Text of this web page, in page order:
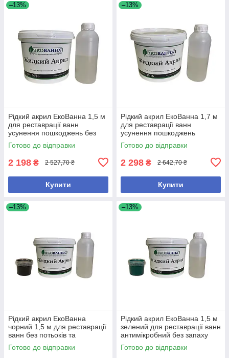
–13%
Рідкий акрил ЕкоВанна 1,5 м
для реставрації ванн
усунення пошкоджень без
запаху
Готово до відправки
2 198 ₴ 2 527,70 ₴
Купити
–13%
Рідкий акрил ЕкоВанна 1,7 м
для реставрації ванн
усунення пошкоджень
антимікробний
Готово до відправки
2 298 ₴ 2 642,70 ₴
Купити
–13%
Рідкий акрил ЕкоВанна
чорний 1,5 м для реставрації
ванн без потьоків та
бульбашок
Готово до відправки
–13%
Рідкий акрил ЕкоВанна 1,5 м
зелений для реставрації ванн
антимікробний без запаху
Готово до відправки